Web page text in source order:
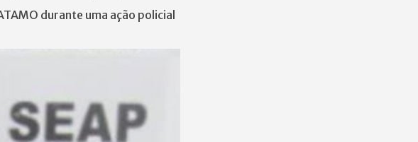
durante uma ação policial